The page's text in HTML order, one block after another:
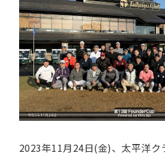
2023年11月24日(金)、太平洋ク